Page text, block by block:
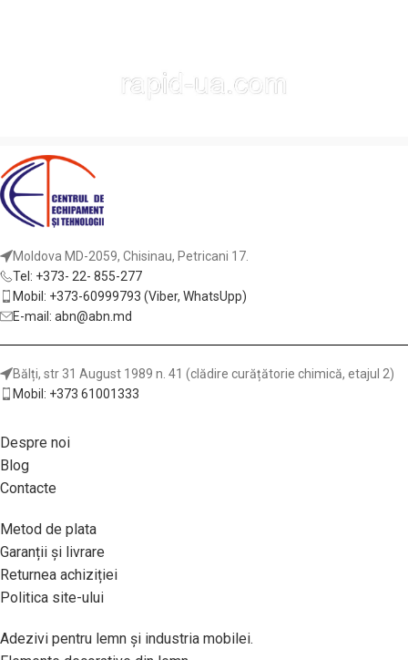
Moldova MD-2059, Chisinau, Petricani 17.
Tel: +373- 22- 855-277
Mobil: +373-60999793 (Viber, WhatsUpp)
E-mail: abn@abn.md
Bălți, str 31 August 1989 n. 41 (clădire curățătorie chimică, etajul 2)
Mobil: +373 61001333
Despre noi
Blog
Contacte
Metod de plata
Garanții și livrare
Returnea achiziției
Politica site-ului
Adezivi pentru lemn și industria mobilei.